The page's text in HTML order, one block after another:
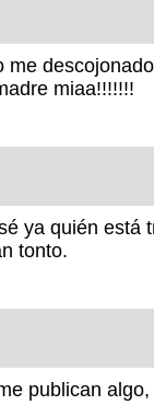
me
miaa!!!!!!!
ya quién está
tonto.
publican